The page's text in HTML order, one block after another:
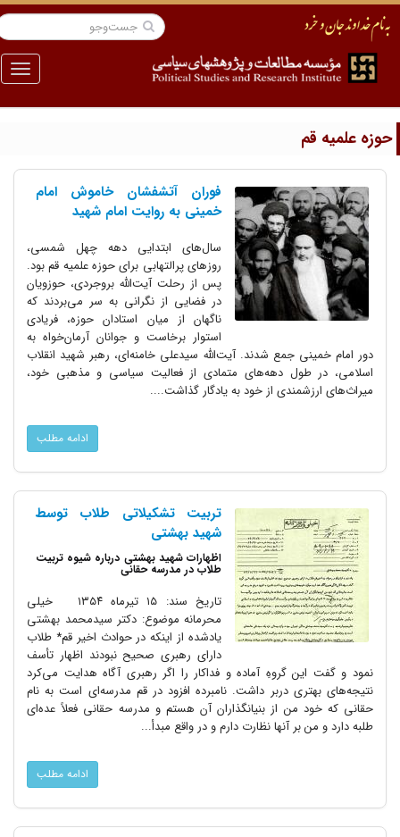
منو
علمیه قم
فوران آتشفشان خاموش امام
خمینی به روایت امام شهید
سال‌های ابتدایی دهه چهل شمسی،
روزهای پرالتهابی برای حوزه علمیه قم بود.
پس از رحلت آیت‌الله بروجردی، حوزویان
در فضایی از نگرانی به سر می‌بردند که
ناگهان از میان استادان حوزه، فریادی
استوار برخاست و جوانان آرمان‌خواه به
دور امام خمینی جمع شدند. آیت‌الله سیدعلی خامنه‌ای، رهبر شهید انقلاب
اسلامی، در طول دهه‌های متمادی از فعالیت سیاسی و مذهبی خود،
میراث‌های ارزشمندی از خود به یادگار گذاشت....
ادامه مطلب
تربیت تشکیلاتی طلاب توسط
شهید بهشتی
اظهارات شهید بهشتی درباره شیوه تربیت
طلاب در مدرسه حقانی
تاریخ سند: ۱۵ تیرماه ۱۳۵۴ خیلی
محرمانه موضوع: دکتر سیدمحمد بهشتی
یادشده از اینکه در حوادث اخیر قم* طلاب
دارای رهبری صحیح نبودند اظهار تأسف
نمود و گفت این گروهِ آماده و فداکار را اگر رهبری آگاه هدایت می‌کرد
نتیجه‌های بهتری دربر داشت. نامبرده افزود در قم مدرسه‌ای است به نام
حقانی که خود من از بنیانگذاران آن هستم و مدرسه حقانی فعلاً عده‌ای
طلبه دارد و من بر آنها نظارت دارم و در واقع مبدأ...
ادامه مطلب